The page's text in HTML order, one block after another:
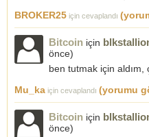
BROKER25 için cevaplandı
Bitcoin için
önce)
ben tutmak için aldım,
Mu_ka için cevaplandı (yorumu
Bitcoin için
önce)